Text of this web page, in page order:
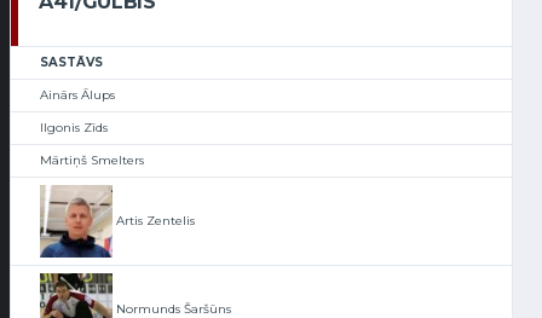
SASTĀVS
Ainārs Ālups
Ilgonis Zīds
Mārtiņš Smelters
Artis Zentelis
Normunds Šaršūns